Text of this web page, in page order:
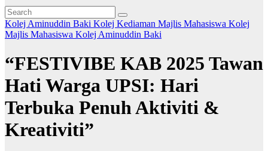
Kolej Aminuddin Baki Kolej Kediaman Majlis Mahasiswa Kolej
Majlis Mahasiswa Kolej Aminuddin Baki
“FESTIVIBE KAB 2025 Tawan
Hati Warga UPSI: Hari
Terbuka Penuh Aktiviti &
Kreativiti”